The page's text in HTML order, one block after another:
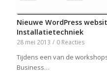
Nieuwe WordPress
Installatietechniek
28 mei 2013 / 0 Reacties
Tijdens een van de
Business…